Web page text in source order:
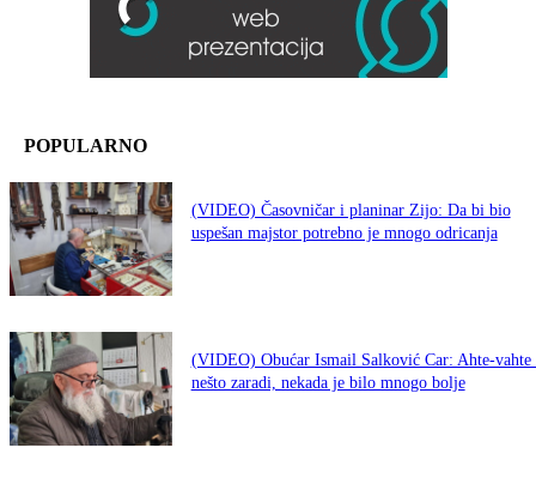
POPULARNO
(VIDEO) Časovničar i planinar Zijo: Da bi bio
uspešan majstor potrebno je mnogo odricanja
(VIDEO) Obućar Ismail Salković Car: Ahte-vahte
nešto zaradi, nekada je bilo mnogo bolje